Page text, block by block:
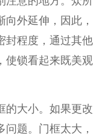
外延伸，因此，
封程度，通过其他
使锁看起来既美观
的大小。如果更改
题。门框太大，